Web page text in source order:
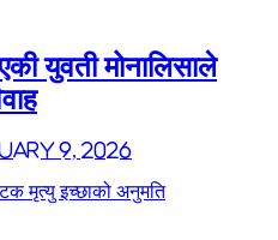
युवती मोनालिसाले
9, 2026